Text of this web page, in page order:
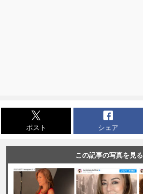
ポスト シェア
この記事の写真を見る